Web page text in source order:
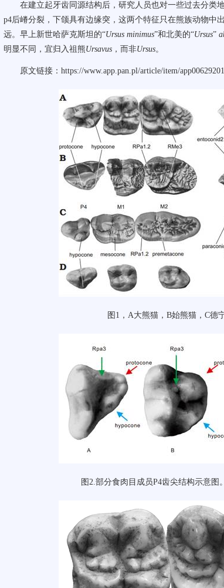
在建立起牙齿同源结构后，研究人员也对一些过去分类
p4后嵴分裂，下颌具有边缘突，这两个特征只在熊族动物中
远。早上新世哈萨克斯坦的“Ursus minimus”和北美的“Ursus”
明显不同，宜归入祖熊Ursavus ，而非Ursus。
原文链接：https://www.app.pan.pl/article/item/
图 1 ， A大熊猫， B始熊猫， C德
图2.部分食肉目成员P4齿尖结构示意图